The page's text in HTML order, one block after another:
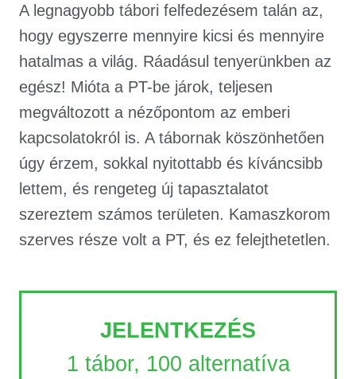
A legnagyobb tábori felfedezésem talán az,
hogy egyszerre mennyire kicsi és mennyire
hatalmas a világ. Ráadásul tenyerünkben az
egész! Mióta a PT-be járok, teljesen
megváltozott a nézőpontom az emberi
kapcsolatokról is. A tábornak köszönhetően
úgy érzem, sokkal nyitottabb és kíváncsibb
lettem, és rengeteg új tapasztalatot
szereztem számos területen. Kamaszkorom
szerves része volt a PT, és ez felejthetetlen.
JELENTKEZÉS
1 tábor, 100 alternatíva